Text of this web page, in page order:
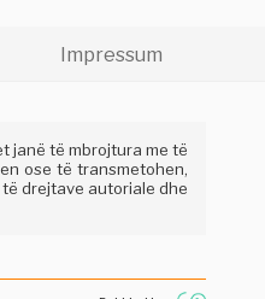
Impressum
janë të mbrojtura me të
ose të transmetohen,
drejtave autoriale dhe